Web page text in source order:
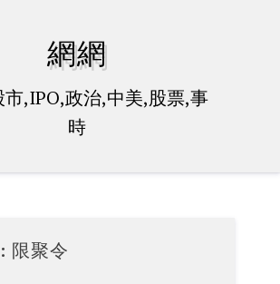
網網
市,IPO,政治,中美,股票,事
時
限聚令